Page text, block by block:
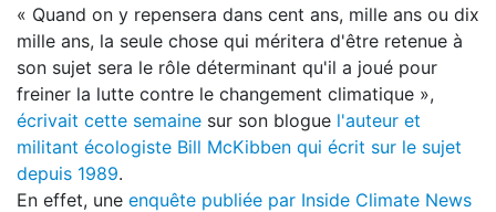
« Quand on y repensera dans cent ans, mille ans ou dix
mille ans, la seule chose qui méritera d'être retenue à
son sujet sera le rôle déterminant qu'il a joué pour
freiner la lutte contre le changement climatique »,
écrivait cette semaine sur son blogue l'auteur et
militant écologiste Bill McKibben qui écrit sur le sujet
depuis 1989.
En effet, une enquête publiée par Inside Climate News